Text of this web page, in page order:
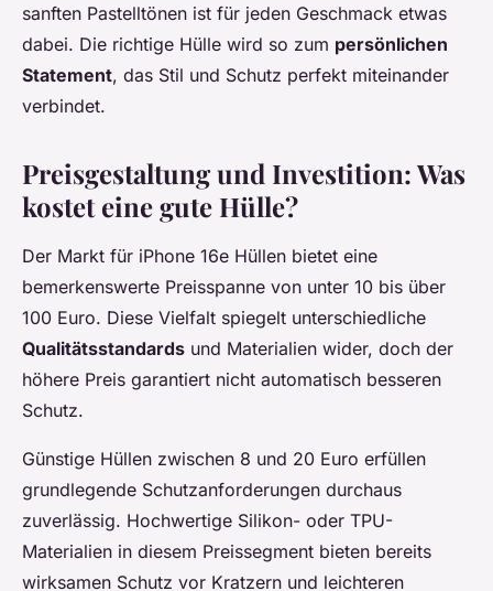
sanften Pastelltönen ist für jeden Geschmack etwas
dabei. Die richtige Hülle wird so zum persönlichen
Statement, das Stil und Schutz perfekt miteinander
verbindet.
Preisgestaltung und Investition: Was
kostet eine gute Hülle?
Der Markt für iPhone 16e Hüllen bietet eine
bemerkenswerte Preisspanne von unter 10 bis über
100 Euro. Diese Vielfalt spiegelt unterschiedliche
Qualitätsstandards und Materialien wider, doch der
höhere Preis garantiert nicht automatisch besseren
Schutz.
Günstige Hüllen zwischen 8 und 20 Euro erfüllen
grundlegende Schutzanforderungen durchaus
zuverlässig. Hochwertige Silikon- oder TPU-
Materialien in diesem Preissegment bieten bereits
wirksamen Schutz vor Kratzern und leichteren